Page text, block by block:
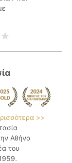
>>
Αθήνα
του